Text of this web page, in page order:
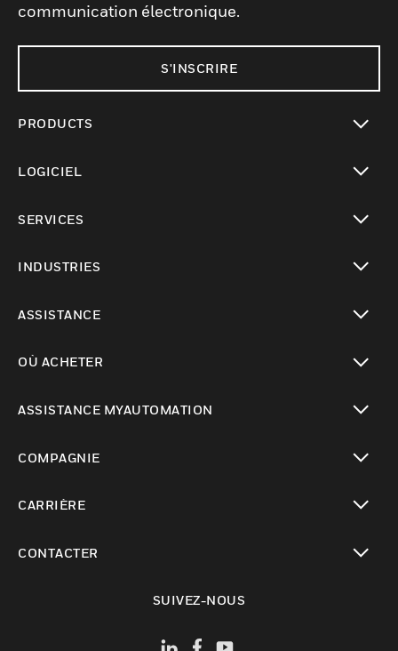
communication électronique.
S'INSCRIRE
PRODUCTS
LOGICIEL
SERVICES
INDUSTRIES
ASSISTANCE
OÙ ACHETER
ASSISTANCE MYAUTOMATION
COMPAGNIE
CARRIÈRE
CONTACTER
SUIVEZ-NOUS